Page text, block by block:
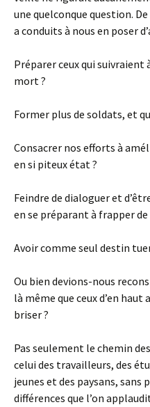
une quelconque question.
a conduits à nous en poser
Préparer ceux qui
mort ?
Former plus de soldats, et
Consacrer nos efforts à
en si piteux état ?
Feindre de dialoguer et
en se préparant à frapper de
Avoir comme seul destin
Ou bien devions-nous
là même que ceux d’en
briser ?
Pas seulement le chemin
celui des travailleurs, des
jeunes et des paysans, sans
différences que l’on